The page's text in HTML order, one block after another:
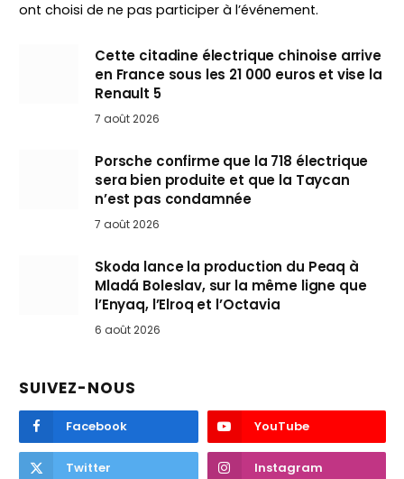
ont choisi de ne pas participer à l’événement.
Cette citadine électrique chinoise arrive
en France sous les 21 000 euros et vise la
Renault 5
7 août 2026
Porsche confirme que la 718 électrique
sera bien produite et que la Taycan
n’est pas condamnée
7 août 2026
Skoda lance la production du Peaq à
Mladá Boleslav, sur la même ligne que
l’Enyaq, l’Elroq et l’Octavia
6 août 2026
SUIVEZ-NOUS
Facebook YouTube
Twitter Instagram